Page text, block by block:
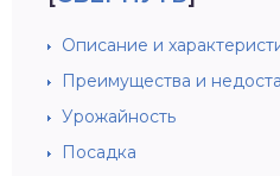
Описание и
Преимущества и
Урожайность
Посадка